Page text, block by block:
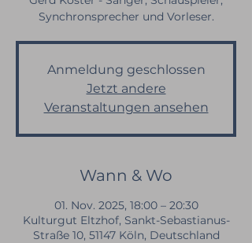
Synchronsprecher und Vorleser.
Anmeldung geschlossen
Jetzt andere
Veranstaltungen ansehen
Wann & Wo
01. Nov. 2025, 18:00 – 20:30
Kulturgut Eltzhof, Sankt-Sebastianus-
Straße 10, 51147 Köln, Deutschland